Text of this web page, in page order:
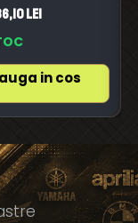
Lei
in cos